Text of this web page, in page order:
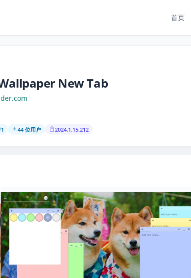
首页
New Tab
1 44 位用户 2024.1.15.212